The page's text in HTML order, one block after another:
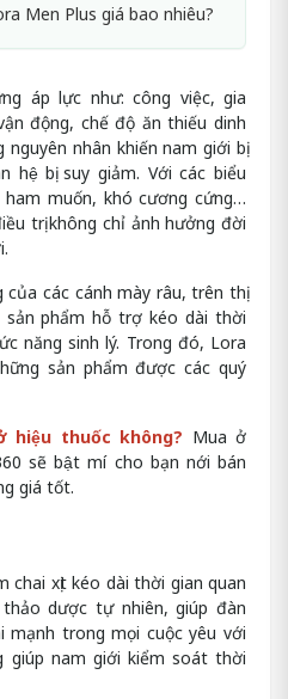
Men Plus giá bao nhiêu?
áp lực như: công việc, gia
động, chế độ ăn thiếu dinh
nhân khiến nam giới bị
hệ bị suy giảm. Với các biểu
muốn, khó cương cứng…
trị không chỉ ảnh hưởng đời
các cánh mày râu, trên thị
phẩm hỗ trợ kéo dài thời
năng sinh lý. Trong đó, Lora
sản phẩm được các quý
hiệu thuốc không? Mua ở
sẽ bật mí cho bạn nới bán
giá tốt.
chai xịt kéo dài thời gian quan
dược tự nhiên, giúp đàn
mạnh trong mọi cuộc yêu với
giúp nam giới kiểm soát thời